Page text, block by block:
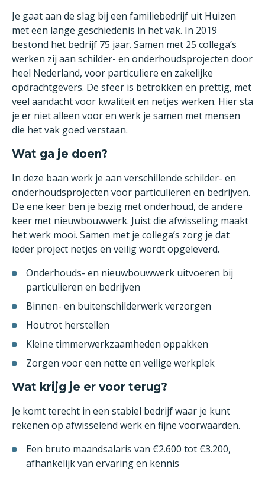
Je gaat aan de slag bij een familiebedrijf uit Huizen
met een lange geschiedenis in het vak. In 2019
bestond het bedrijf 75 jaar. Samen met 25 collega’s
werken zij aan schilder- en onderhoudsprojecten door
heel Nederland, voor particuliere en zakelijke
opdrachtgevers. De sfeer is betrokken en prettig, met
veel aandacht voor kwaliteit en netjes werken. Hier sta
je er niet alleen voor en werk je samen met mensen
die het vak goed verstaan.
Wat ga je doen?
In deze baan werk je aan verschillende schilder- en
onderhoudsprojecten voor particulieren en bedrijven.
De ene keer ben je bezig met onderhoud, de andere
keer met nieuwbouwwerk. Juist die afwisseling maakt
het werk mooi. Samen met je collega’s zorg je dat
ieder project netjes en veilig wordt opgeleverd.
Onderhouds- en nieuwbouwwerk uitvoeren bij
particulieren en bedrijven
Binnen- en buitenschilderwerk verzorgen
Houtrot herstellen
Kleine timmerwerkzaamheden oppakken
Zorgen voor een nette en veilige werkplek
Wat krijg je er voor terug?
Je komt terecht in een stabiel bedrijf waar je kunt
rekenen op afwisselend werk en fijne voorwaarden.
Een bruto maandsalaris van €2.600 tot €3.200,
afhankelijk van ervaring en kennis